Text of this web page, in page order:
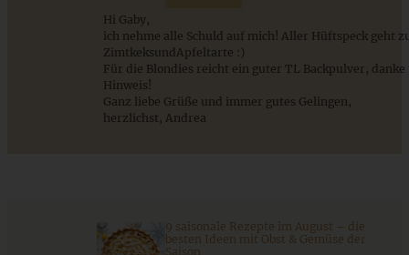
White Chocolate-Blondies mit Erdbeeren und Pistazien
Hi Gaby,
ich nehme alle Schuld auf mich! Aller Hüftspeck geht
ZimtkeksundApfeltarte :)
Für die Blondies reicht ein guter TL Backpulver,
Hinweis!
Ganz liebe Grüße und immer gutes Gelingen,
herzlichst, Andrea
9 saisonale Rezepte im August – die
besten Ideen mit Obst & Gemüse der
Saison